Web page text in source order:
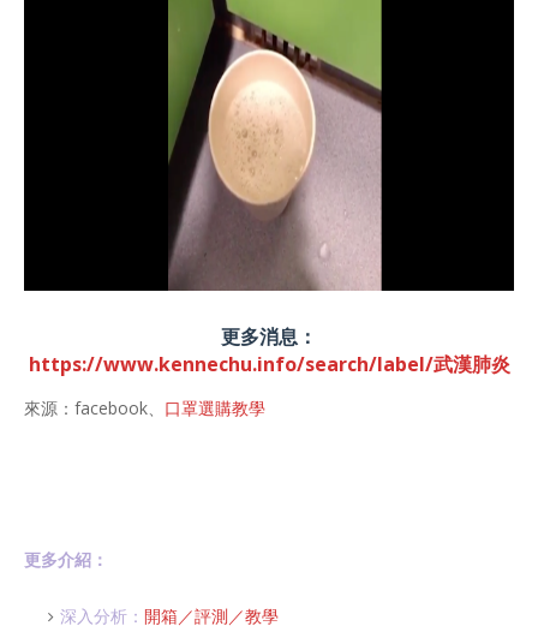
更多消息：
https://www.kennechu.info/search/label/武漢肺炎
來源：facebook、 口罩選購教學
更多介紹：
深入分析： 開箱／評測／教學